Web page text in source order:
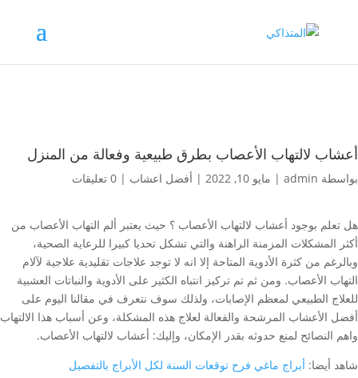
أعشاب لالتهاب الأعصاب بطرق طبيعية وفعالة من المنزل
بواسطة admin
| مايو 10, 2022 | أفضل اعشاب | 0 تعليقات
هل تعلم بوجود أعشاب لالتهاب الأعصاب ؟ حيث يعتبر ألم التهاب الأعصاب من
أكثر المشكلات المزمنة الراهنة والتي تشكل تحديا كبيرا للرعاية الصحية،
وبالرغم من كثرة الأدوية المتاحة إلا انه لا توجد علاجات تقليدية علاجية لآلام
التهاب الأعصاب. ومن ثم تم تركيز انتباه الكثير على الأدوية والنباتات العشبية
للعلاج الطبيعي لمعظم الإصابات، ولذلك سوف نتعرف في مقالنا اليوم على
أفضل الأعشاب المرشحة والفعالة لعلاج هذه المشكلة، وعن أسباب هذا الالتهاب
واهم النصائح لمنع حدوثه بقدر الإمكان، وإليك: أعشاب لالتهاب الأعصاب.
شاهد أيضا: أبراج ماغي فرح توقعات السنة لكل الأبراج بالتفصيل